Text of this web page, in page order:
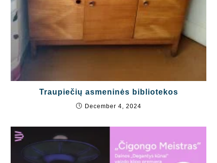
Traupiečių asmeninės bibliotekos
December 4, 2024